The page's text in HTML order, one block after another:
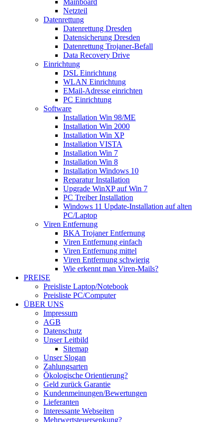
Netzteil
Datenrettung
Datenrettung Dresden
Datensicherung Dresden
Datenrettung Trojaner-Befall
Data Recovery Drive
Einrichtung
DSL Einrichtung
WLAN Einrichtung
EMail-Adresse einrichten
PC Einrichtung
Software
Installation Win 98/ME
Installation Win 2000
Installation Win XP
Installation VISTA
Installation Win 7
Installation Win 8
Installation Windows 10
Reparatur Installation
Upgrade WinXP auf Win 7
PC Treiber Installation
Windows 11 Update-Installation auf alten
PC/Laptop
Viren Entfernung
BKA Trojaner Entfernung
Viren Entfernung einfach
Viren Entfernung mittel
Viren Entfernung schwierig
Wie erkennt man Viren-Mails?
PREISE
Preisliste Laptop/Notebook
Preisliste PC/Computer
ÜBER UNS
Impressum
AGB
Datenschutz
Unser Leitbild
Sitemap
Unser Slogan
Zahlungsarten
Ökologische Orientierung?
Geld zurück Garantie
Kundenmeinungen/Bewertungen
Lieferanten
Interessante Webseiten
Mehrwertsteuersenkung?